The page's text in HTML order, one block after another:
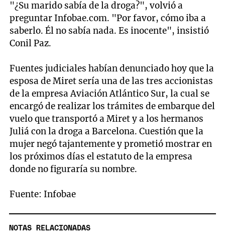
"¿Su marido sabía de la droga?", volvió a
preguntar Infobae.com. "Por favor, cómo iba a
saberlo. Él no sabía nada. Es inocente", insistió
Conil Paz.
Fuentes judiciales habían denunciado hoy que la
esposa de Miret sería una de las tres accionistas
de la empresa Aviación Atlántico Sur, la cual se
encargó de realizar los trámites de embarque del
vuelo que transportó a Miret y a los hermanos
Juliá con la droga a Barcelona. Cuestión que la
mujer negó tajantemente y prometió mostrar en
los próximos días el estatuto de la empresa
donde no figuraría su nombre.
Fuente: Infobae
NOTAS RELACIONADAS